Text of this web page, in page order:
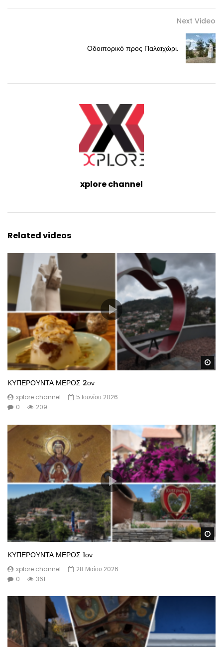
Next Video
Οδοιπορικό προς Παλαιχώρι.
xplore channel
Related videos
ΚΥΠΕΡΟΥΝΤΑ ΜΕΡΟΣ 2ον
xplore channel
5 Ιουνίου 2026
0
209
ΚΥΠΕΡΟΥΝΤΑ ΜΕΡΟΣ 1ον
xplore channel
28 Μαΐου 2026
0
361